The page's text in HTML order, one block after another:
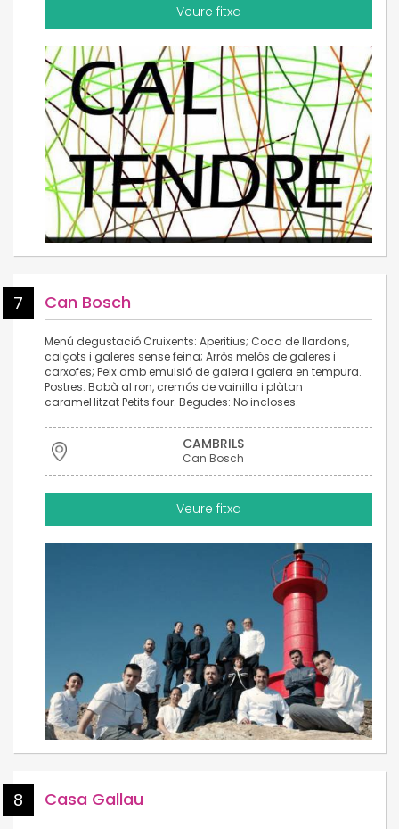
Veure fitxa
7 Can Bosch
Menú degustació Cruixents: Aperitius; Coca de llardons,
calçots i galeres sense feina; Arròs melós de galeres i
carxofes; Peix amb emulsió de galera i galera en tempura.
Postres: Babà al ron, cremós de vainilla i plàtan
caramel·litzat Petits four. Begudes: No incloses.
CAMBRILS
Can Bosch
Veure fitxa
8 Casa Gallau